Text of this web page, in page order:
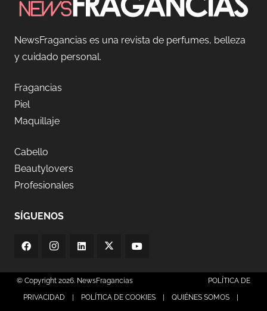
NewsFragancias es una revista de perfumes, belleza
y cuidado personal.
Fragancias
Piel
Maquillaje
Cabello
Beautylovers
Profesionales
SÍGUENOS
© Copyright 2026. NewsFragancias POLÍTICA DE
PRIVACIDAD | POLÍTICA DE COOKIES | QUIÉNES SOMOS |